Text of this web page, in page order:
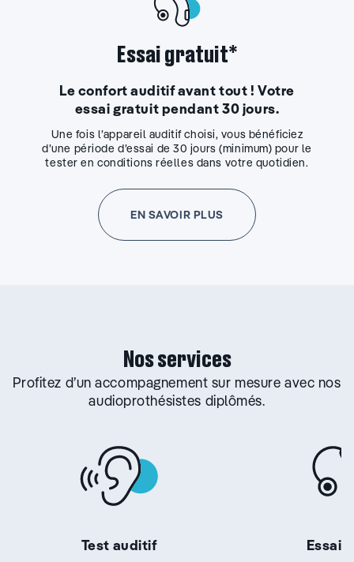
Essai gratuit*
Le confort auditif avant tout ! Votre
essai gratuit pendant 30 jours.
Une fois l’appareil auditif choisi, vous bénéficiez
d’une période d’essai de 30 jours (minimum) pour le
tester en conditions réelles dans votre quotidien.
EN SAVOIR PLUS
Nos services
Profitez d’un accompagnement sur mesure avec nos
audioprothésistes diplômés.
Test auditif Essai